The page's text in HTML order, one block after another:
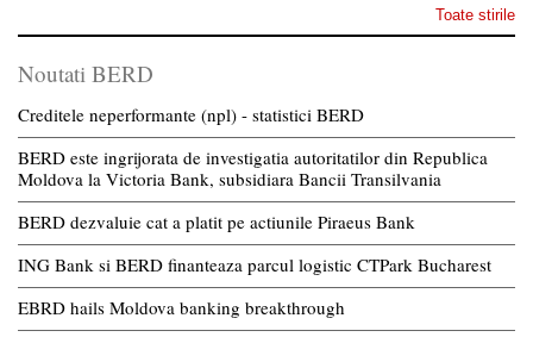
Toate stirile
Noutati BERD
Creditele neperformante (npl) - statistici BERD
BERD este ingrijorata de investigatia autoritatilor din Republica
Moldova la Victoria Bank, subsidiara Bancii Transilvania
BERD dezvaluie cat a platit pe actiunile Piraeus Bank
ING Bank si BERD finanteaza parcul logistic CTPark Bucharest
EBRD hails Moldova banking breakthrough